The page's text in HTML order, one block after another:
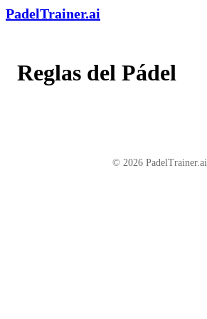
PadelTrainer.ai
Reglas del Pádel
© 2026 PadelTrainer.ai